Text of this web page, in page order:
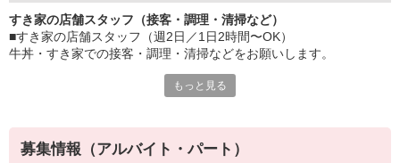
急な出費も安心♪
■社員登用あり
将来を考えている方は必見です。
なか卯、かつ庵、ココス、ジョリーパスタ、ビッグボーイ、華屋
ョーグループ！
その中のひとつ『すき家』でお仕事しませんか？
すき家の店舗スタッフ（接客・調理・清掃など）
■すき家の店舗スタッフ（週2日／1日2時間〜OK）
牛丼・すき家での接客・調理・清掃などをお願いします。
あなたの笑顔で！
すばやく提供！
もっと見る
募集情報（アルバイト・パート）